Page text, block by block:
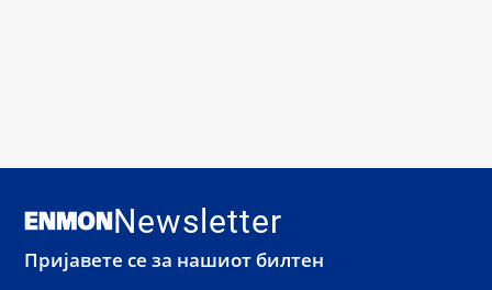
Newsletter
Пријавете се за нашиот билтен